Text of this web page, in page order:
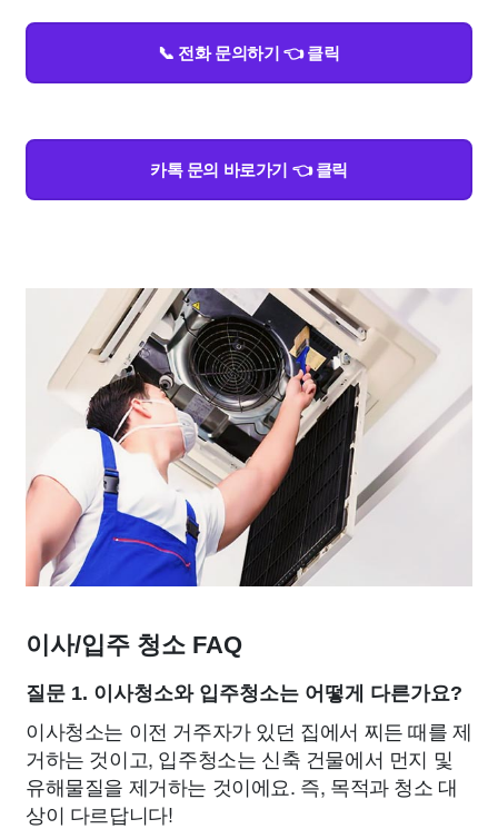
📞 전화 문의하기 👈 클릭
카톡 문의 바로가기 👈 클릭
이사/입주 청소 FAQ
질문 1. 이사청소와 입주청소는 어떻게 다른가요?
이사청소는 이전 거주자가 있던 집에서 찌든 때를 제
거하는 것이고, 입주청소는 신축 건물에서 먼지 및
유해물질을 제거하는 것이에요. 즉, 목적과 청소 대
상이 다르답니다!